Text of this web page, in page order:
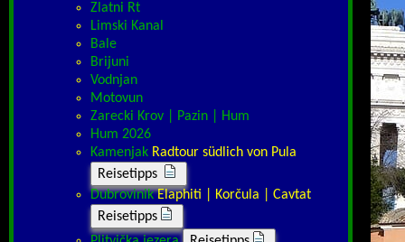
Zlatni Rt
Limski Kanal
Bale
Brijuni
Vodnjan
Motovun
Zarecki Krov | Pazin | Hum
Hum 2026
Kamenjak Radtour südlich von Pula
Reisetipps
DubrovinikElaphiti | Korčula | Cavtat
Reisetipps